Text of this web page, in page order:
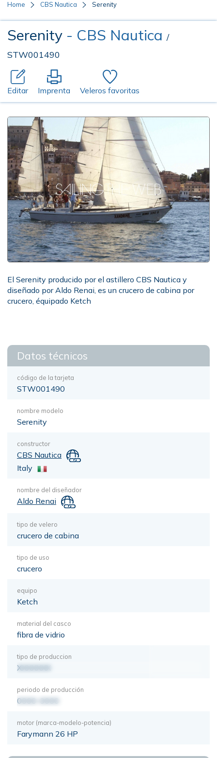
Home CBS Nautica Serenity
Serenity - CBS Nautica /
STW001490
Editar Imprenta Veleros favoritas
El Serenity producido por el astillero CBS Nautica y
diseñado por Aldo Renai, es un crucero de cabina por
crucero, équipado Ketch
Datos técnicos
código de la tarjeta
STW001490
nombre modelo
Serenity
constructor
CBS Nautica
Italy
nombre del diseñador
Aldo Renai
tipo de velero
crucero de cabina
tipo de uso
crucero
equipo
Ketch
material del casco
fibra de vidrio
tipo de produccion
XXXXXXX
periodo de producción
0000-0000
motor (marca-modelo-potencia)
Farymann 26 HP